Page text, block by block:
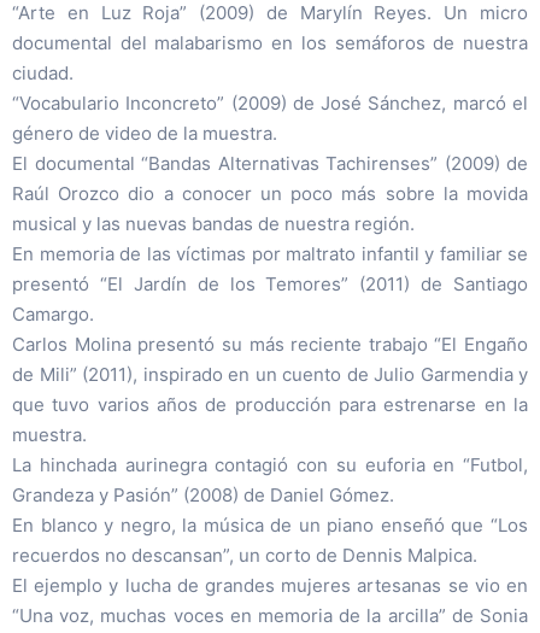
“Arte en Luz Roja” (2009) de Marylín Reyes. Un micro
documental del malabarismo en los semáforos de nuestra
ciudad.
“Vocabulario Inconcreto” (2009) de José Sánchez, marcó el
género de video de la muestra.
El documental “Bandas Alternativas Tachirenses” (2009) de
Raúl Orozco dio a conocer un poco más sobre la movida
musical y las nuevas bandas de nuestra región.
En memoria de las víctimas por maltrato infantil y familiar se
presentó “El Jardín de los Temores” (2011) de Santiago
Camargo.
Carlos Molina presentó su más reciente trabajo “El Engaño
de Mili” (2011), inspirado en un cuento de Julio Garmendia y
que tuvo varios años de producción para estrenarse en la
muestra.
La hinchada aurinegra contagió con su euforia en “Futbol,
Grandeza y Pasión” (2008) de Daniel Gómez.
En blanco y negro, la música de un piano enseñó que “Los
recuerdos no descansan”, un corto de Dennis Malpica.
El ejemplo y lucha de grandes mujeres artesanas se vio en
“Una voz, muchas voces en memoria de la arcilla” de Sonia